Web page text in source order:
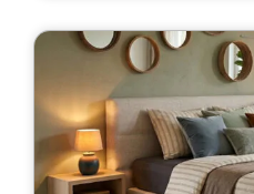
Bekijk product